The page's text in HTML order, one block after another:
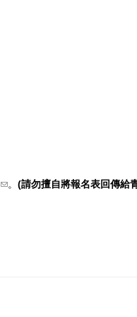
(link sends e-mail)
。 (請勿擅自將報名表回傳給